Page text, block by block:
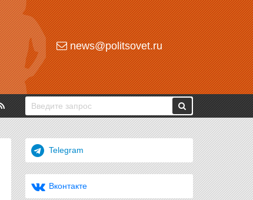
news@politsovet.ru
Telegram
Вконтакте